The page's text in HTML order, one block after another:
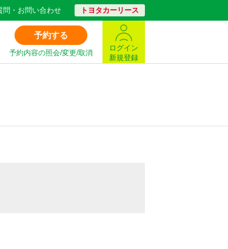
問・お問い合わせ トヨタカーリース
予約する
予約内容の照会/変更/取消
ログイン
新規登録